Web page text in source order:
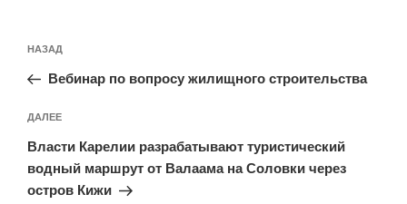
по
записям
Предыдущая
запись:
НАЗАД
Вебинар по вопросу жилищного строительства
Следующая
запись
ДАЛЕЕ
Власти Карелии разрабатывают туристический
водный маршрут от Валаама на Соловки через
остров Кижи